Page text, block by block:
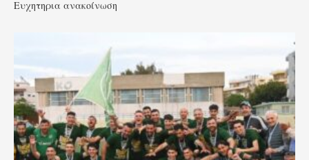
Ευχητηρια ανακοίνωση